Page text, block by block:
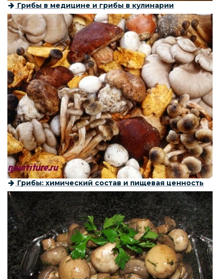
Грибы в медицине и грибы в кулинарии
Грибы: химический состав и пищевая ценность